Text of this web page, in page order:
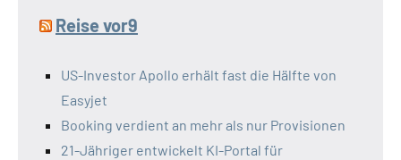
Reise vor9
US-Investor Apollo erhält fast die Hälfte von
Easyjet
Booking verdient an mehr als nur Provisionen
21-Jähriger entwickelt KI-Portal für